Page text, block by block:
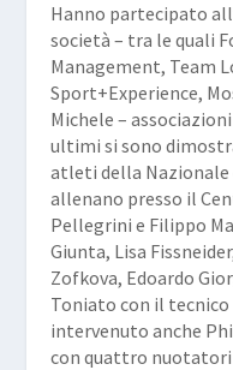
Hanno partecipato
società – tra le quali
Management, Team
Sport+Experience,
Michele –
ultimi si sono
atleti della Nazionale
allenano presso il
Pellegrini e Filippo
Giunta, Lisa
Zofkova, Edoardo
Toniato con il tecnico
intervenuto anche
con quattro nuotatori